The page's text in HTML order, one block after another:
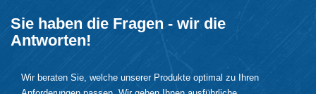
Sie haben die Fragen - wir die
Antworten!
Wir beraten Sie, welche unserer Produkte optimal zu Ihren